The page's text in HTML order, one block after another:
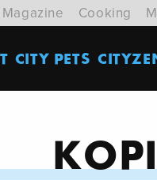
Magazine Cooking
CITY PETS